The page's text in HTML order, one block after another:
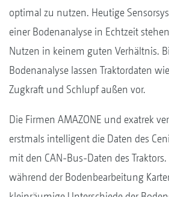
optimal zu nutzen. Heutige
einer Bodenanalyse in Echtzeit
Nutzen in keinem guten Verhältnis.
Bodenanalyse lassen Traktordaten
Zugkraft und Schlupf außen vor.
Die Firmen AMAZONE und exatrek
erstmals intelligent die Daten des
mit den CAN-Bus-Daten des
während der Bodenbearbeitung